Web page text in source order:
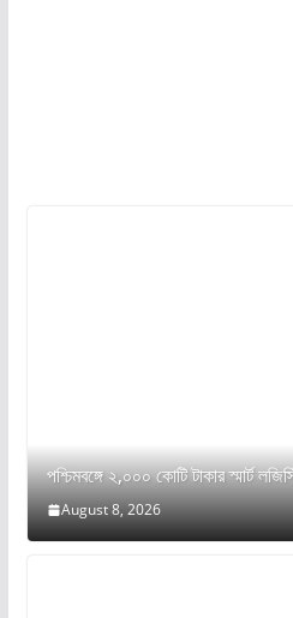
পশ্চিমবঙ্গে ২,০০০ কোটি টাকার স্মার্ট
August 8, 2026